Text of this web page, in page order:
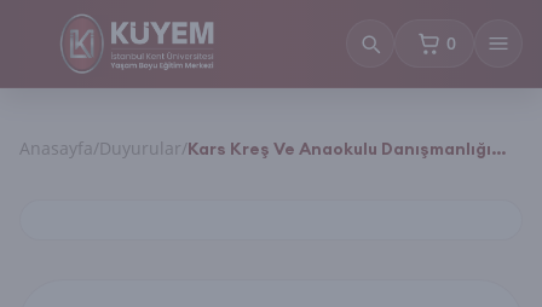
0
sepetteki
Anasayfa/Duyurular/Kars Kreş Ve Anaokulu Danışmanlığı